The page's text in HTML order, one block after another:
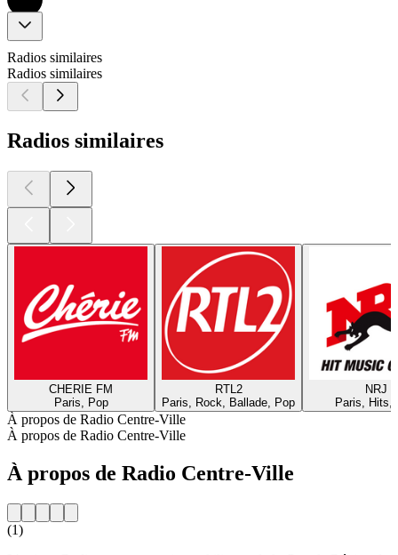
Radios similaires
Radios similaires
Radios similaires
CHERIE FM
Paris, Pop
RTL2
Paris, Rock, Ballade, Pop
NRJ
Paris, Hits,
À propos de Radio Centre-Ville
À propos de Radio Centre-Ville
À propos de Radio Centre-Ville
(1)